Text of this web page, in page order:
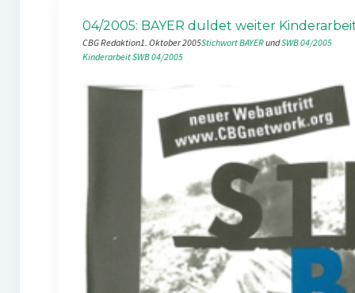
04/2005: BAYER duldet weiter
CBG Redaktion1. Oktober 2005Stichwort BAYER und SWB 04/2005
KinderarbeitSWB 04/2005